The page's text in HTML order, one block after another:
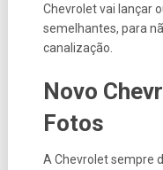
Chevrolet vai lançar
semelhantes, para
canalização.
Novo
Fotos
A Chevrolet sempre